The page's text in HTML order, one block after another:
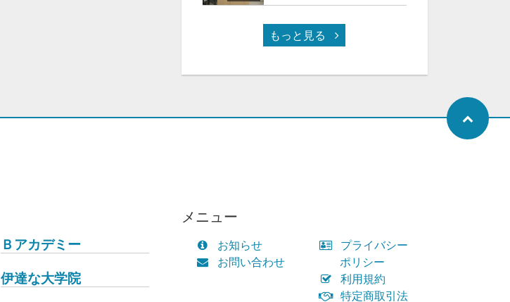
もっと見る
Ｂアカデミー
伊達な大学院
メニュー
お知らせ
お問い合わせ
プライバシー
ポリシー
利用規約
特定商取引法